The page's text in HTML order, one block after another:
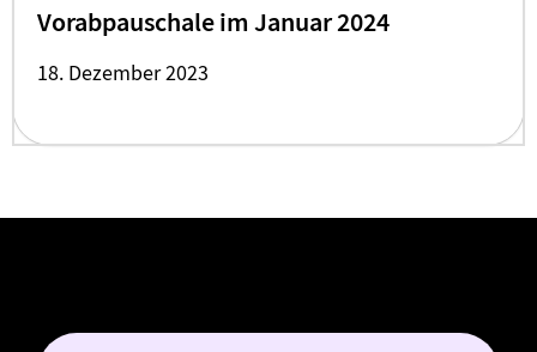
Vorabpauschale im Januar 2024
18. Dezember 2023